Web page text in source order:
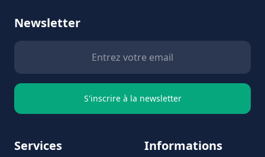
Newsletter
S'inscrire à la newsletter
Services Informations